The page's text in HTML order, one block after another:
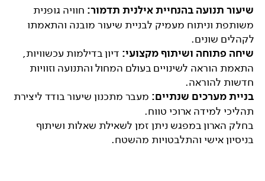
שיעור תנועה בהנחיית אילנית תדמור: חוויה גופנית
משותפת וניתוח מעמיק לבניית שיעור מובנה והתאמתו
לקהלים שונים.
שיחה פתוחה ושיתוף מקצועי: דיון בדילמות עכשוויות,
התאמת הוראה לשינויים בעולם המחול והתנועה וזוויות
חדשות להוראה.
בניית מערכים שנתיים: מעבר מתכנון שיעור בודד ליצירת
תהליכי למידה ארוכי טווח.
בחלק הארון במפגש ניתן זמן לשאילת שאלות ושיתוף
בניסיון אישי והתלבטויות מהשטח.